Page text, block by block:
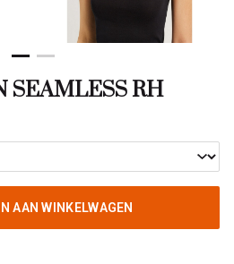
SEAMLESS RH
AAN WINKELWAGEN